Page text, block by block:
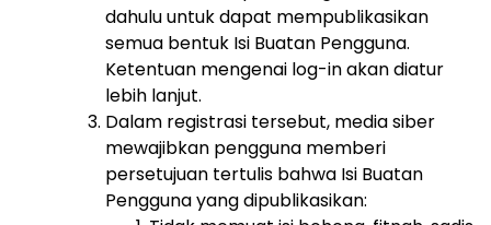
dahulu untuk dapat mempublikasikan
semua bentuk Isi Buatan Pengguna.
Ketentuan mengenai log-in akan diatur
lebih lanjut.
Dalam registrasi tersebut, media siber
mewajibkan pengguna memberi
persetujuan tertulis bahwa Isi Buatan
Pengguna yang dipublikasikan: